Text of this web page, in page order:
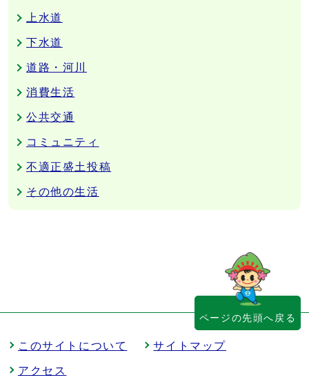
上水道
下水道
道路・河川
消費生活
公共交通
コミュニティ
不適正盛土投稿
その他の生活
このサイトについて サイトマップ
アクセス
ページの先頭へ戻る